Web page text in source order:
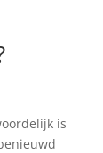
is